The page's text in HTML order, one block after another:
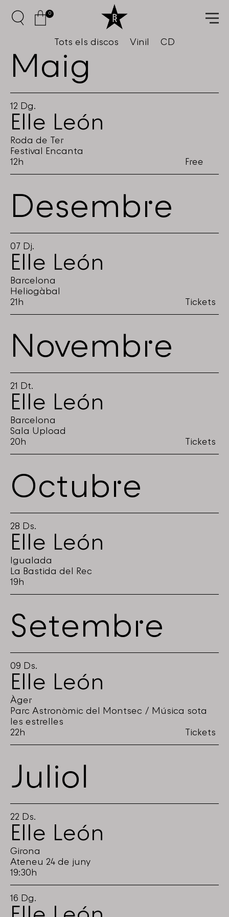
Tots els discos Vinil CD
0
Maig
12 Dg.
Elle León
Roda de Ter
Festival Encanta
12h
Free
Desembre
07 Dj.
Elle León
Barcelona
Heliogàbal
21h
Tickets
Novembre
21 Dt.
Elle León
Barcelona
Sala Upload
20h
Tickets
Octubre
28 Ds.
Elle León
Igualada
La Bastida del Rec
19h
Setembre
09 Ds.
Elle León
Àger
Parc Astronòmic del Montsec / Música sota
les estrelles
22h
Tickets
Juliol
22 Ds.
Elle León
Girona
Ateneu 24 de juny
19:30h
16 Dg.